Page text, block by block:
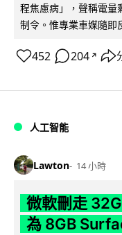
程焦慮病」，聲稱電量
制令。惟專業車媒隨即
452 204 ↗
人工智能
Lawton 14 小時
微軟刪走
為 8GB